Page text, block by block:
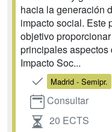
hacia la generación
impacto social. Este
objetivo
principales
Impacto Soc...
Madrid - Semipr.
Consultar
20 ECTS